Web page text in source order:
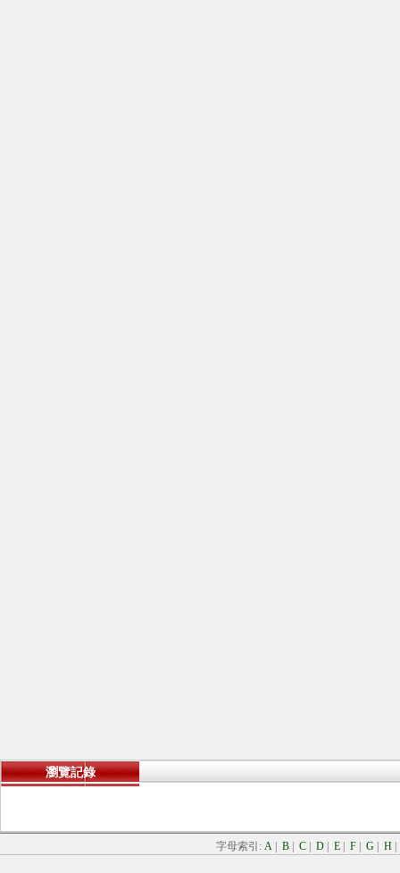
瀏覽記錄
字母索引: A B C D E F G H